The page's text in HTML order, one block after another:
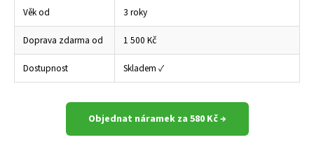
Věk od 3 roky
Doprava zdarma od 1 500 Kč
Dostupnost Skladem ✓
Objednat náramek za 580 Kč →